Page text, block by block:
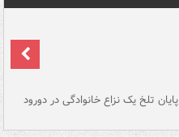
پایان تلخ یک نزاع خانوادگی در دورود